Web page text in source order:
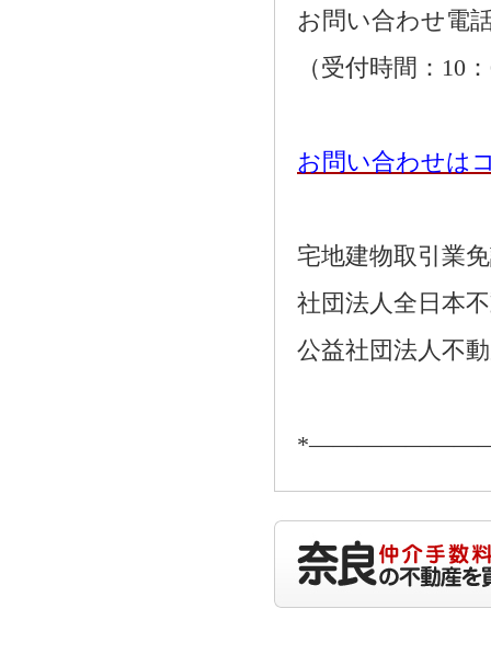
お問い合わせ電
（受付時間：10
お問い合わせは
宅地建物取引業
社団法人全日本
公益社団法人不